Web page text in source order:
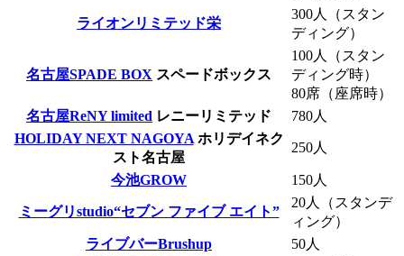
ライオンリミテッド栄
300人（スタン
ディング）
名古屋SPADE BOX スペードボックス
100人（スタン
ディング時）
80席（座席時）
名古屋ReNY limited レニーリミテッド
780人
HOLIDAY NEXT NAGOYA ホリデイネク
スト名古屋
250人
今池GROW 150人
ミーグリstudio“セブン ファイブ エイト”
20人（スタンデ
ィング）
ライブバーBrushup
50人